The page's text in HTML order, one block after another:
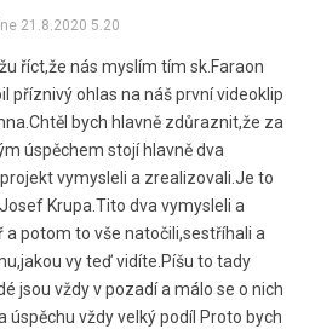
21.8.2020 5.20
říct,že nás myslím tím sk.Faraon
příznivý ohlas na náš první videoklip
bych hlavně zdůraznit,že za
úspěchem stojí hlavně dva
vymysleli a zrealizovali.Je to
Krupa.Tito dva vymysleli a
a potom to vše natočili,sestříhali a
vy teď vidíte.Píšu to tady
jsou vždy v pozadí a málo se o nich
úspěchu vždy velký podíl Proto bych